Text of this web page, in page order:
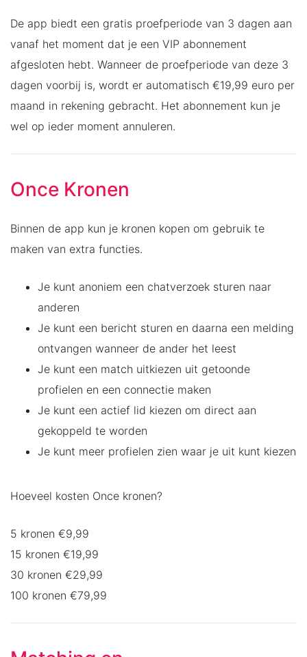
De app biedt een gratis proefperiode van 3 dagen aan
vanaf het moment dat je een VIP abonnement
afgesloten hebt. Wanneer de proefperiode van deze 3
dagen voorbij is, wordt er automatisch €19,99 euro per
maand in rekening gebracht. Het abonnement kun je
wel op ieder moment annuleren.
Once Kronen
Binnen de app kun je kronen kopen om gebruik te
maken van extra functies.
Je kunt anoniem een chatverzoek sturen naar
anderen
Je kunt een bericht sturen en daarna een melding
ontvangen wanneer de ander het leest
Je kunt een match uitkiezen uit getoonde
profielen en een connectie maken
Je kunt een actief lid kiezen om direct aan
gekoppeld te worden
Je kunt meer profielen zien waar je uit kunt kiezen
Hoeveel kosten Once kronen?
5 kronen €9,99
15 kronen €19,99
30 kronen €29,99
100 kronen €79,99